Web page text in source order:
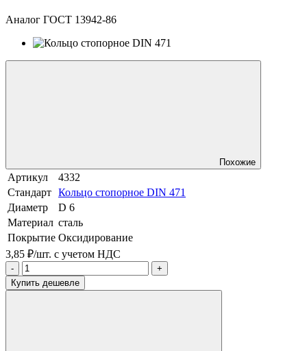
Аналог ГОСТ 13942-86
Похожие
Артикул
4332
Стандарт Кольцо стопорное DIN 471
Диаметр
D 6
Материал сталь
Покрытие Оксидирование
3,85 ₽/шт. с учетом НДС
-
+
Купить дешевле